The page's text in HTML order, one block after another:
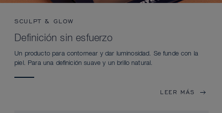
SCULPT & GLOW
Definición sin esfuerzo
Un producto para contornear y dar luminosidad. Se funde con la
piel. Para una definición suave y un brillo natural.
LEER MÁS